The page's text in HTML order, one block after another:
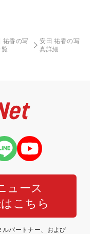
祐香の写
安田 祐香の写
真詳細
ュース
こちら
パートナー、および